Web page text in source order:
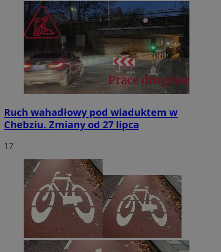
Ruch wahadłowy pod wiaduktem w
Chebziu. Zmiany od 27 lipca
17